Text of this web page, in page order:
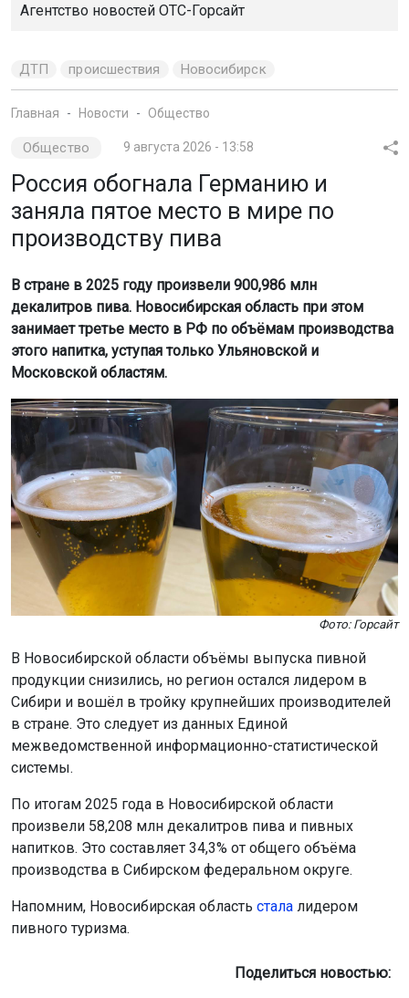
Агентство новостей ОТС-Горсайт
ДТП происшествия Новосибирск
Главная Новости Общество
Общество 9 августа 2026 - 13:58
Россия обогнала Германию и
заняла пятое место в мире по
производству пива
В стране в 2025 году произвели 900,986 млн
декалитров пива. Новосибирская область при этом
занимает третье место в РФ по объёмам производства
этого напитка, уступая только Ульяновской и
Московской областям.
Фото: Горсайт
В Новосибирской области объёмы выпуска пивной
продукции снизились, но регион остался лидером в
Сибири и вошёл в тройку крупнейших производителей
в стране. Это следует из данных Единой
межведомственной информационно-статистической
системы.
По итогам 2025 года в Новосибирской области
произвели 58,208 млн декалитров пива и пивных
напитков. Это составляет 34,3% от общего объёма
производства в Сибирском федеральном округе.
Напомним, Новосибирская область стала лидером
пивного туризма.
Поделиться новостью: